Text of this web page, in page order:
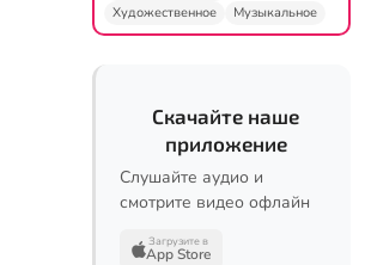
Художественное
Музыкальное
Скачайте наше
приложение
Слушайте аудио и
смотрите видео офлайн
Загрузите в
App Store